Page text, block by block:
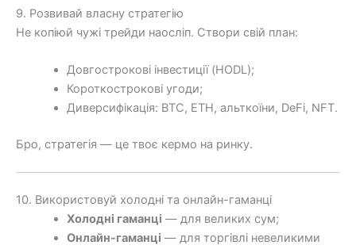
9. Розвивай власну стратегію
Не копіюй чужі трейди наосліп. Створи свій план:
Довгострокові інвестиції (HODL);
Короткострокові угоди;
Диверсифікація: BTC, ETH, альткоїни, DeFi, NFT.
Бро, стратегія — це твоє кермо на ринку.
10. Використовуй холодні та онлайн-гаманці
Холодні гаманці — для великих сум;
Онлайн-гаманці — для торгівлі невеликими